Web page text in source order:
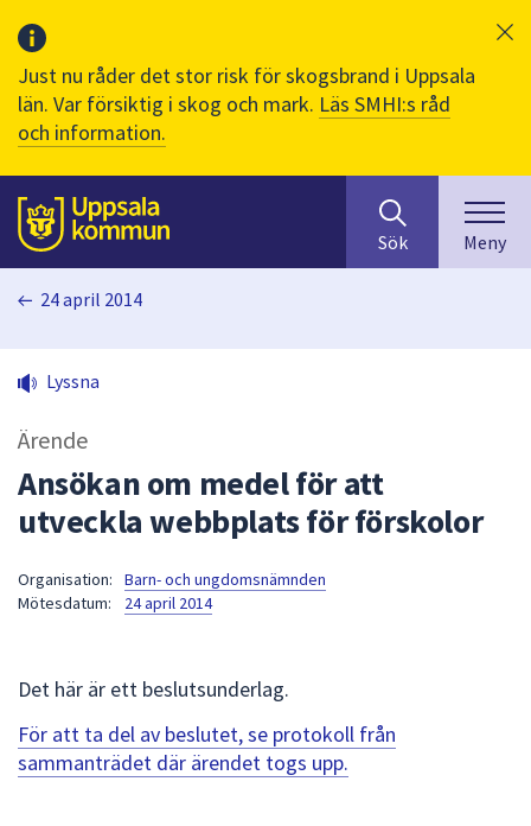
Just nu råder det stor risk för skogsbrand i Uppsala
län. Var försiktig i skog och mark. Läs SMHI:s råd
och information.
Till sidans
huvudinnehåll
efter
innehåll
på
sökfältet
kommer
sökförslag
för
att
navigera
Sök Meny
24 april 2014
Lyssna
Ärende
Ansökan om medel för att
utveckla webbplats för förskolor
Organisation:
Barn- och ungdomsnämnden
Mötesdatum:
24 april 2014
Det här är ett beslutsunderlag.
För att ta del av beslutet, se protokoll från
sammanträdet där ärendet togs upp.